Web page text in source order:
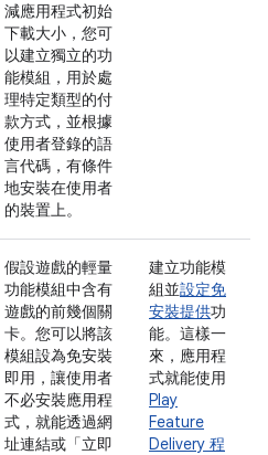
減應用程式初始
下載大小，您可
以建立獨立的功
能模組，用於處
理特定類型的付
款方式，並根據
使用者登錄的語
言代碼，有條件
地安裝在使用者
的裝置上。
假設遊戲的輕量
功能模組中含有
遊戲的前幾個關
卡。您可以將該
模組設為免安裝
即用，讓使用者
不必安裝應用程
式，就能透過網
址連結或「立即
建立功能模
組並設定免
安裝提供功
能。這樣一
來，應用程
式就能使用
Play
Feature
Delivery 程